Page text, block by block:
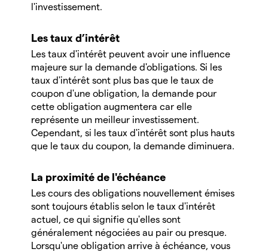
l'investissement.
Les taux d’intérêt
Les taux d'intérêt peuvent avoir une influence
majeure sur la demande d'obligations. Si les
taux d'intérêt sont plus bas que le taux de
coupon d'une obligation, la demande pour
cette obligation augmentera car elle
représente un meilleur investissement.
Cependant, si les taux d'intérêt sont plus hauts
que le taux du coupon, la demande diminuera.
La proximité de l'échéance
Les cours des obligations nouvellement émises
sont toujours établis selon le taux d'intérêt
actuel, ce qui signifie qu'elles sont
généralement négociées au pair ou presque.
Lorsqu'une obligation arrive à échéance, vous